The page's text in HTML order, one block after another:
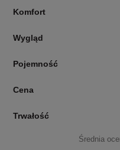
Komfort
Wygląd
Pojemność
Cena
Trwałość
Średnia